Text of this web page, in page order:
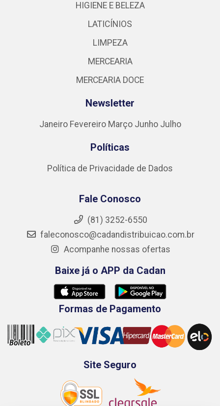
HIGIENE E BELEZA
LATICÍNIOS
LIMPEZA
MERCEARIA
MERCEARIA DOCE
Newsletter
Janeiro Fevereiro Março Junho Julho
Políticas
Política de Privacidade de Dados
Fale Conosco
(81) 3252-6550
faleconosco@cadandistribuicao.com.br
Acompanhe nossas ofertas
Baixe já o APP da Cadan
Formas de Pagamento
Site Seguro